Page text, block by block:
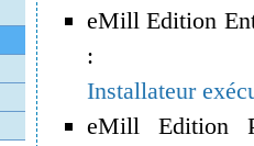
eMill Edition
:
Installateur
eMill Edition